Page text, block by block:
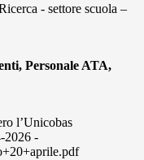
- settore scuola –
Personale ATA,
l’Unicobas
2026 -